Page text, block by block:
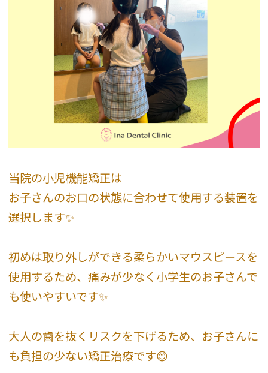
当院の小児機能矯正は
お子さんのお口の状態に合わせて使用する装置を
選択します✨
初めは取り外しができる柔らかいマウスピースを
使用するため、痛みが少なく小学生のお子さんで
も使いやすいです✨
大人の歯を抜くリスクを下げるため、お子さんに
も負担の少ない矯正治療です😊